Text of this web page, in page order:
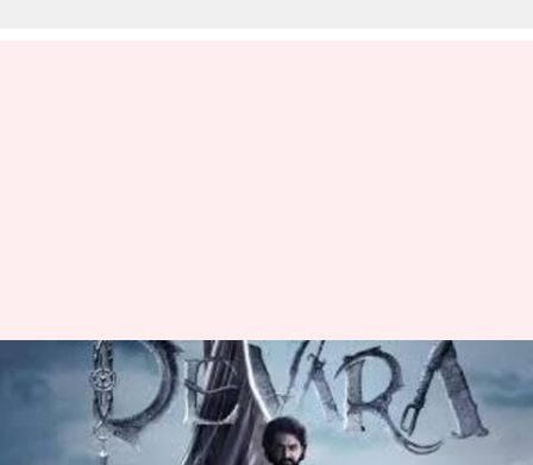
Devara: పలు విదేశీ భాషల్లో స్ట్రీమింగ్
అవుతున్న దేవర.. ఇది కదా గ్లోబల్
స్టార్ రేంజ్ అంటే..!